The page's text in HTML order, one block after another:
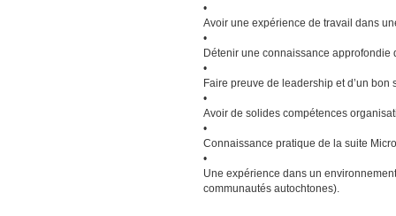
•
Avoir une expérience de travail dans
•
Détenir une connaissance
•
Faire preuve de leadership et d’un
•
Avoir de solides compétences
•
Connaissance pratique de la suite
•
Une expérience dans un
communautés autochtones).